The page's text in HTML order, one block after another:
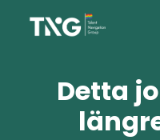
Detta